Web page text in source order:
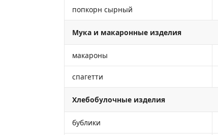
попкорн сырный
Мука и макаронные изделия
макароны
спагетти
Хлебобулочные изделия
бублики